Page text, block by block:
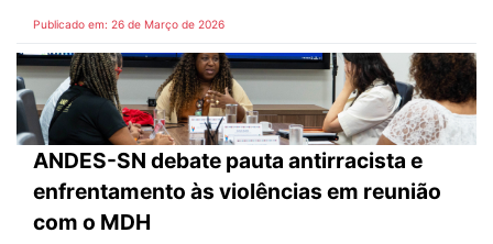
Publicado em: 26 de Março de 2026
ANDES-SN debate pauta antirracista e
enfrentamento às violências em reunião
com o MDH